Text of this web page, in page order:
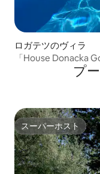
ロガテツのヴィラ
「House Donacka
プ
スーパーホスト
スーパーホスト